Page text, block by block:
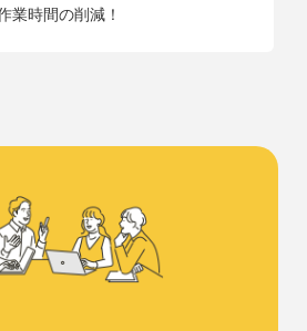
業時間の削減！